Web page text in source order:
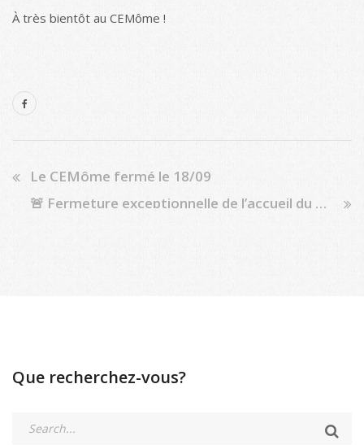
À très bientôt au CEMôme !
Le CEMôme fermé le 18/09
🚨 Fermeture exceptionnelle de l’accueil du CEMôme demain, le vendredi 8 novembre 🚨
Que recherchez-vous?